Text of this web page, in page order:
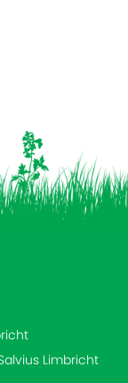
Limbricht